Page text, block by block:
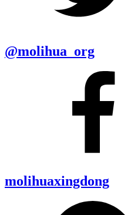
@molihua_org
molihuaxingdong